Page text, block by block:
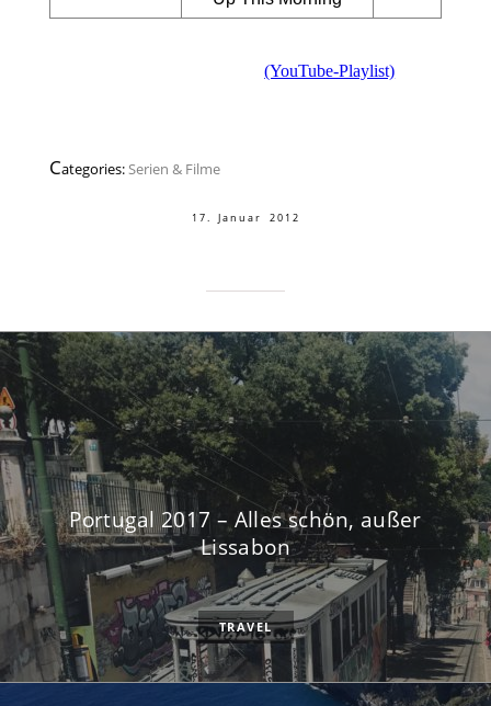
(YouTube-Playlist)
Categories:Serien & Filme
17. Januar 2012
Portugal 2017 – Alles schön, außer
Lissabon
TRAVEL